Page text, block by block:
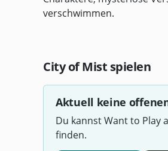
verschwimmen.
City of Mist spielen
Aktuell keine
Du kannst Want to Play
finden.